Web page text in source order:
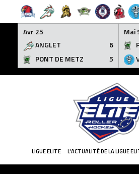
Avr 25
ANGLET
6
PONT DE METZ
5
Mai
LIGUE ELITE L'ACTUALITÉ DE LA LIGUE